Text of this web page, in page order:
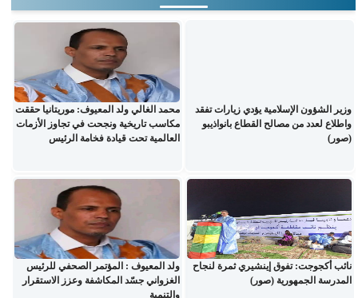
وزير الشؤون الإسلامية يؤدي زيارات تفقد
واطلاع لعدد من مصالح القطاع بانواذيبو
(صور)
محمد الغالي ولد المعيوف: موريتانيا حققت
مكاسب تاريخية ونجحت في تجاوز الأزمات
العالمية تحت قيادة فخامة الرئيس
نائب أكجوجت: تفوق إينشيري ثمرة لنجاح
المدرسة الجمهورية (صور)
ولد المعيوف : المؤتمر الصحفي للرئيس
الغزواني جسّد المكاشفة وعزز الاستقرار
والتنمية